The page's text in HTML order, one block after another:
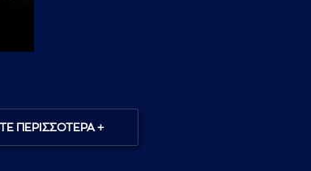
ΠΕΡΙΣΣΟΤΕΡΑ +